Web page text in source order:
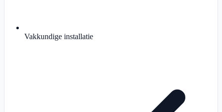
Vakkundige installatie